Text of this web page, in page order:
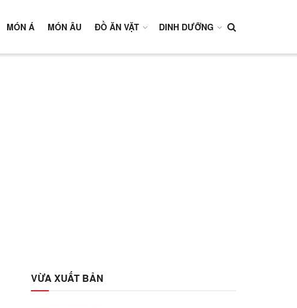
MÓN Á MÓN ÂU ĐỒ ĂN VẶT DINH DƯỠNG
VỪA XUẤT BẢN